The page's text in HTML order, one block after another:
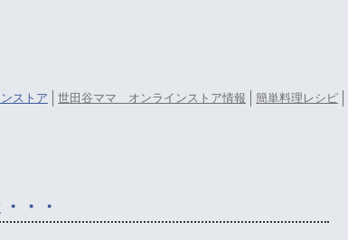
ストア 世田谷ママ オンラインストア情報 簡単料理レシピ
・・